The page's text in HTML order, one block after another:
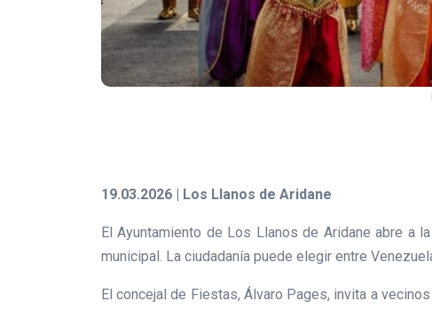
19.03.2026 | Los Llanos de Aridane
El Ayuntamiento de Los Llanos de Aridane abre a
municipal. La ciudadanía puede elegir entre
El concejal de Fiestas, Álvaro Pages, invita a